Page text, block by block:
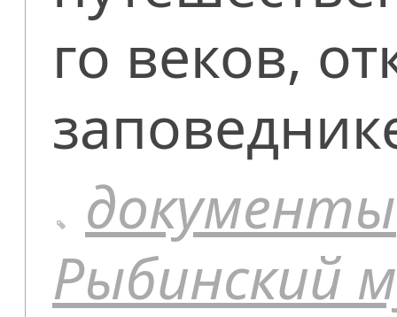
го веков,
документы
Рыбинский